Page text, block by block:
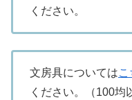
ください。
文房具については
ください。（100均